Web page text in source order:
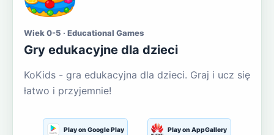
Wiek 0-5 · Educational Games
Gry edukacyjne dla dzieci
KoKids - gra edukacyjna dla dzieci. Graj i ucz się
łatwo i przyjemnie!
Play on Google Play Play on AppGallery